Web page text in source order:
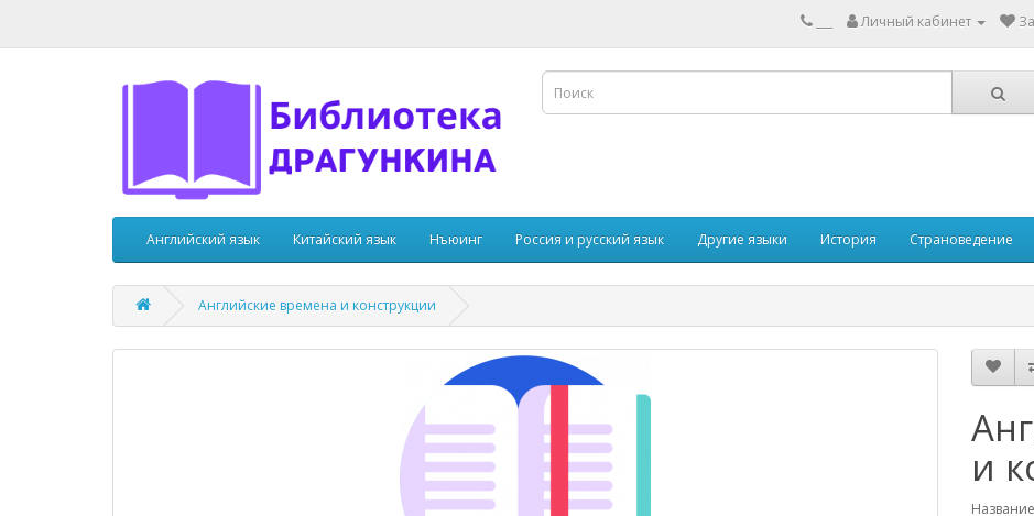
Личный кабинет
Английский язык Китайский язык Нъюинг Россия и русский язык Другие языки История Страноведение
Английские времена и конструкции
и